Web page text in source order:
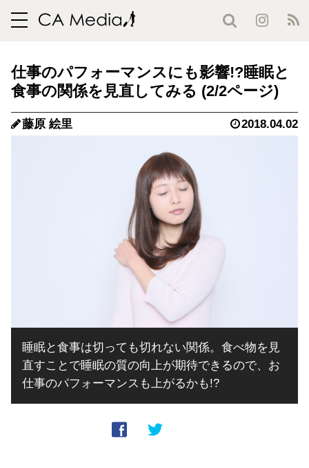
toggle
仕事のパフォーマンスにも影響!?睡眠と
食事の関係を見直してみる (2/2ページ)
藤原 絵里 2018.04.02
睡眠と食事は切っても切れない関係。食べ物を見
直すことで睡眠の質の向上が期待できるので、お
仕事のパフォーマンスも上がるかも!?